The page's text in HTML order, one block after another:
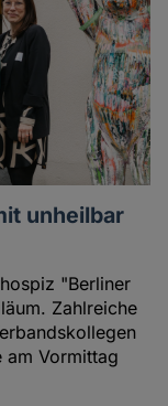
unheilbar
"Berliner
Zahlreiche
am Vormittag